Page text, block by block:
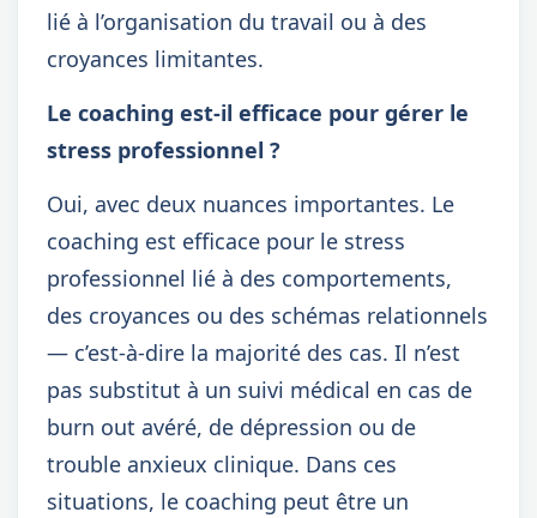
lié à l’organisation du travail ou à des
croyances limitantes.
Le coaching est-il efficace pour gérer le
stress professionnel ?
Oui, avec deux nuances importantes. Le
coaching est efficace pour le stress
professionnel lié à des comportements,
des croyances ou des schémas relationnels
— c’est-à-dire la majorité des cas. Il n’est
pas substitut à un suivi médical en cas de
burn out avéré, de dépression ou de
trouble anxieux clinique. Dans ces
situations, le coaching peut être un